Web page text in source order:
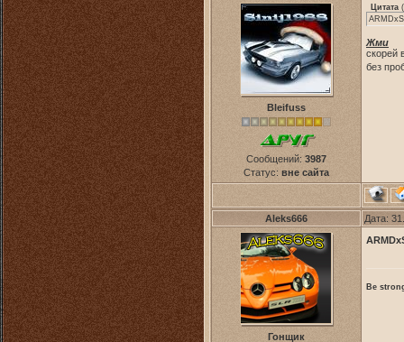
Bleifuss
Сообщений: 3987
Статус: вне сайта
Цитата (
Жми
скорей
без
Aleks666 Дата:
Гонщик
Be